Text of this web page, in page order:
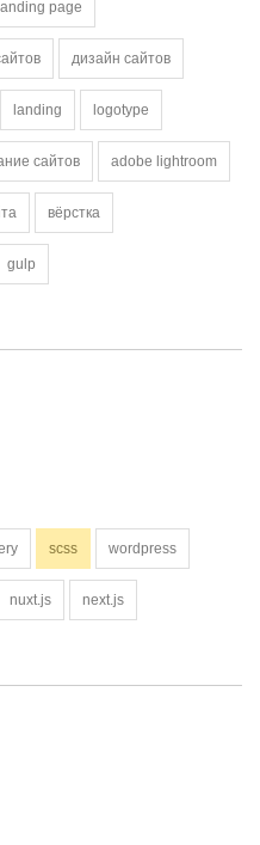
landing page
дизайн сайтов
landing logotype
сайтов adobe lightroom
вёрстка
gulp
scss wordpress
nuxt.js next.js